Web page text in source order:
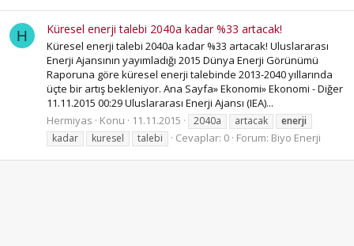
H Küresel enerji talebi 2040a kadar %33 artacak!
Küresel enerji talebi 2040a kadar %33 artacak! Uluslararası
Enerji Ajansının yayımladığı 2015 Dünya Enerji Görünümü
Raporuna göre küresel enerji talebinde 2013-2040 yıllarında
üçte bir artış bekleniyor. Ana Sayfa» Ekonomi» Ekonomi - Diğer
11.11.2015 00:29 Uluslararası Enerji Ajansı (IEA)...
Hermiyas
Konu 11.11.2015 2040a artacak
enerji
kadar
kuresel talebi Cevaplar: 0 Forum: Biyo Enerji